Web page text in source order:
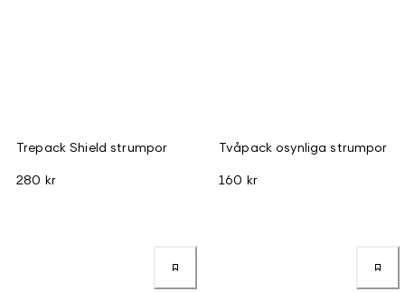
Trepack Shield strumpor
280 kr
Tvåpack osynliga strumpor
160 kr